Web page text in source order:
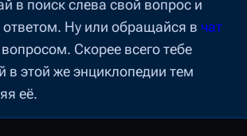
в поиск слева свой вопрос и
ответом. Ну или обращайся в чат
Скорее всего тебе
в этой же энциклопедии тем
её.